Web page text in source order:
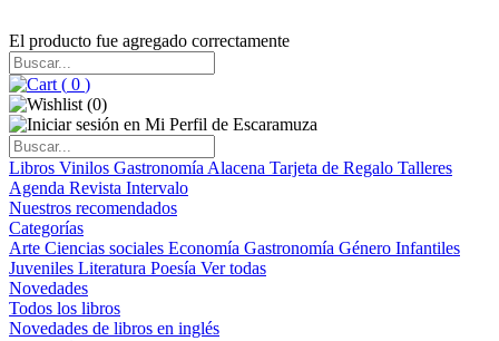
El producto fue agregado correctamente
( 0 )
(0)
Libros Vinilos Gastronomía Alacena Tarjeta de Regalo Talleres
Agenda Revista Intervalo
Nuestros recomendados
Categorías
Arte Ciencias sociales Economía Gastronomía Género Infantiles
Juveniles Literatura Poesía Ver todas
Novedades
Todos los libros
Novedades de libros en inglés